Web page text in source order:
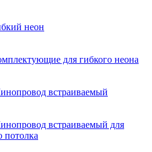
неон
для гибкого неона
встраиваемый
встраиваемый для
потолка